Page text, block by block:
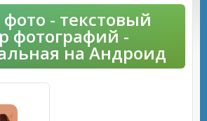
фото - текстовый
фотографий -
на Андроид